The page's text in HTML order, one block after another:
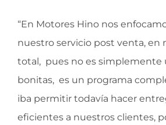
“En Motores Hino nos
nuestro servicio post venta, en
total, pues no es simplemente
bonitas, es un programa
iba permitir todavía hacer
eficientes a nuestros clientes,